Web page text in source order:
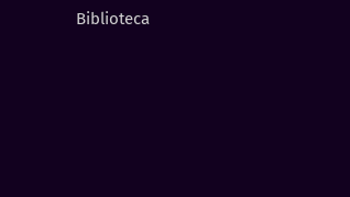
Biblioteca